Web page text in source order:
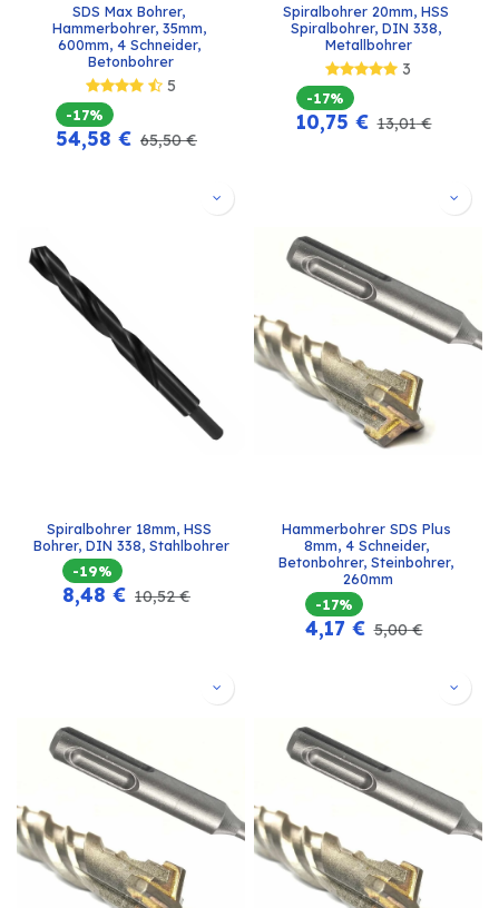
SDS Max Bohrer,
Hammerbohrer, 35mm,
600mm, 4 Schneider,
Betonbohrer
5
-17%
54,58 € 65,50€
Spiralbohrer 20mm, HSS
Spiralbohrer, DIN 338,
Metallbohrer
3
-17%
10,75 € 13,01€
Spiralbohrer 18mm, HSS
Bohrer, DIN 338, Stahlbohrer
-19%
8,48 € 10,52€
Hammerbohrer SDS Plus
8mm, 4 Schneider,
Betonbohrer, Steinbohrer,
260mm
-17%
4,17€ 5,00€